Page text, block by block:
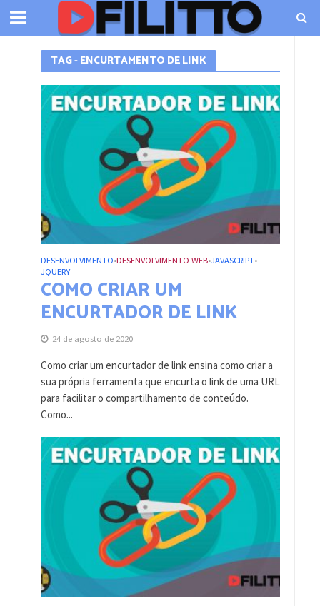
TAG - ENCURTAMENTO DE LINK
DESENVOLVIMENTO•DESENVOLVIMENTO WEB•JAVASCRIPT•
JQUERY
COMO CRIAR UM
ENCURTADOR DE LINK
24 de agosto de 2020
Como criar um encurtador de link ensina como criar a
sua própria ferramenta que encurta o link de uma URL
para facilitar o compartilhamento de conteúdo.
Como...